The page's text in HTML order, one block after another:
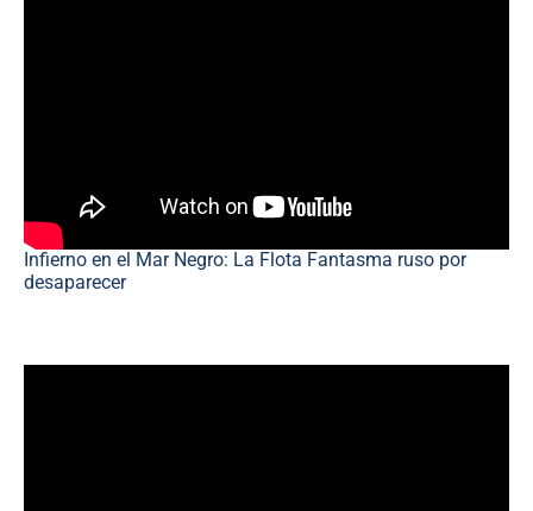
Infierno en el Mar Negro: La Flota Fantasma ruso por
desaparecer